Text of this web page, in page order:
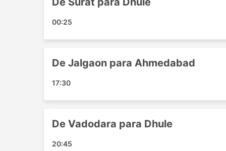
Bhusawal
Ahmedabad
Ankleshwar
Surat
Chalisgaon
Nadiad
00:25
De Jalgaon para Ahmedabad
17:30
De Vadodara para Dhule
20:45